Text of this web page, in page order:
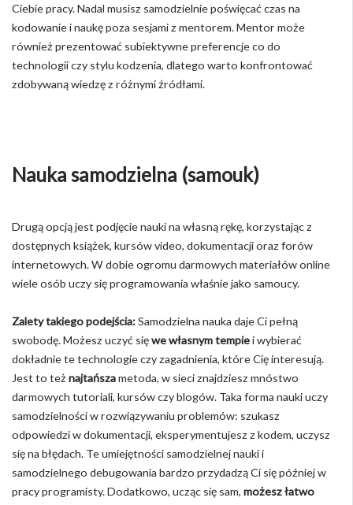
Ciebie pracy. Nadal musisz samodzielnie poświęcać czas na
kodowanie i naukę poza sesjami z mentorem. Mentor może
również prezentować subiektywne preferencje co do
technologii czy stylu kodzenia, dlatego warto konfrontować
zdobywaną wiedzę z różnymi źródłami.
Nauka samodzielna (samouk)
Drugą opcją jest podjęcie nauki na własną rękę, korzystając z
dostępnych książek, kursów video, dokumentacji oraz forów
internetowych. W dobie ogromu darmowych materiałów online
wiele osób uczy się programowania właśnie jako samoucy.
Zalety takiego podejścia:Samodzielna nauka daje Ci pełną
swobodę. Możesz uczyć sięwe własnym tempiei wybierać
dokładnie te technologie czy zagadnienia, które Cię interesują.
Jest to też najtańszametoda, w sieci znajdziesz mnóstwo
darmowych tutoriali, kursów czy blogów. Taka forma nauki uczy
samodzielności w rozwiązywaniu problemów: szukasz
odpowiedzi w dokumentacji, eksperymentujesz z kodem, uczysz
się na błędach. Te umiejętności samodzielnej nauki i
samodzielnego debugowania bardzo przydadzą Ci się później w
pracy programisty. Dodatkowo, ucząc się sam, możesz łatwo